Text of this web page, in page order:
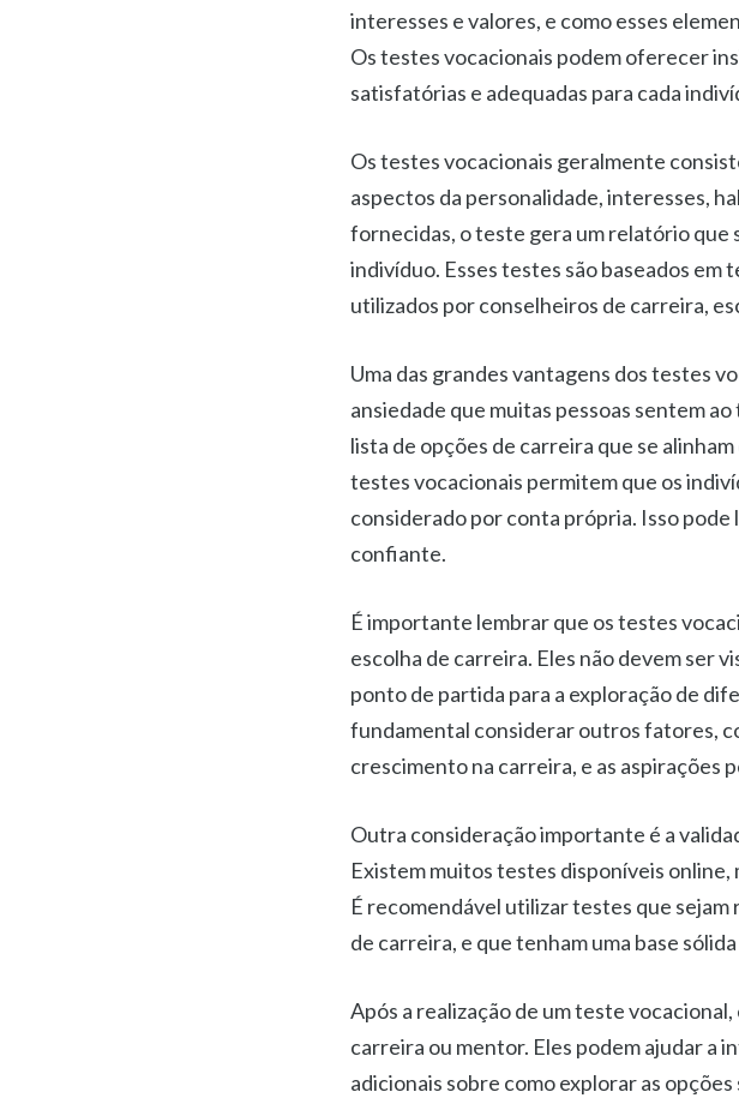
interesses e valores, e como esses
Os testes vocacionais podem oferecer
satisfatórias e adequadas para cada
Os testes vocacionais geralmente
aspectos da personalidade, interesses,
fornecidas, o teste gera um relatório
indivíduo. Esses testes são baseados em
utilizados por conselheiros de carreira,
Uma das grandes vantagens dos testes
ansiedade que muitas pessoas sentem
lista de opções de carreira que se
testes vocacionais permitem que os
considerado por conta própria. Isso pode
confiante.
É importante lembrar que os testes
escolha de carreira. Eles não devem ser
ponto de partida para a exploração de
fundamental considerar outros fatores,
crescimento na carreira, e as aspirações
Outra consideração importante é a
Existem muitos testes disponíveis
É recomendável utilizar testes que
de carreira, e que tenham uma base
Após a realização de um teste
carreira ou mentor. Eles podem ajudar
adicionais sobre como explorar as